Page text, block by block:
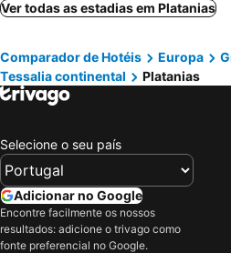
Agia Paraskevi, Tesalia Hotéis
Fourka, Macedônia Central Hotéis
Patitiri, Tesalia Hotéis
Megali Ammos, Tesalia Hotéis
Sani, Macedônia Central Hotéis
Koukounaries, Tesalia Hotéis
Litochoro, Macedônia Central Hotéis
Atenas, Ática Hotéis
Mykonos-Town, Sul do Mar Egeu Hotéis
Ver todas as estadias em Platanias
Comparador de Hotéis Europa
Тessalia continental
Platanias
Selecione o seu país
Adicionar no Google
Encontre facilmente os nossos
resultados: adicione o trivago como
fonte preferencial no Google.